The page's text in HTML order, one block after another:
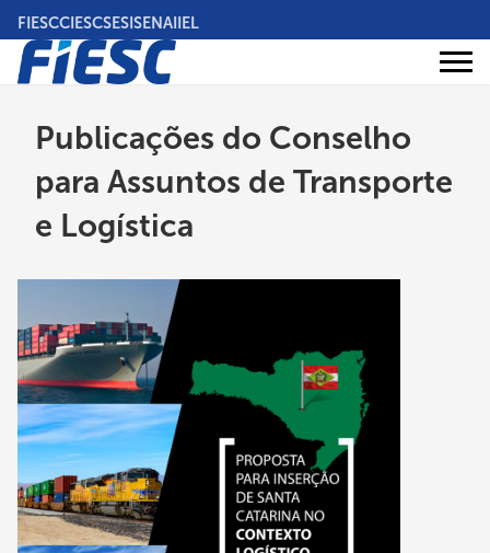
Pular
para
conteúdo
FIESCCIESCSESISENAIIEL
Áreas
Publicações do Conselho
para Assuntos de Transporte
e Logística